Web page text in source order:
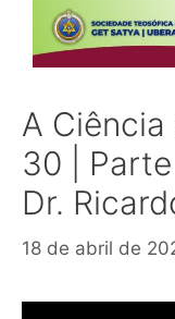
A Ciência
30 | Parte
Dr.
18 de abril de